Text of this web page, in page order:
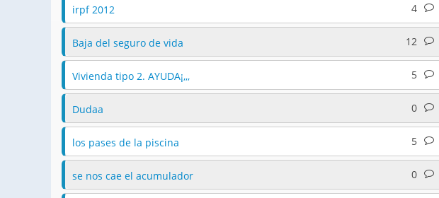
irpf 2012 4
Baja del seguro de vida 12
Vivienda tipo 2. AYUDA¡,,, 5
Dudaa 0
los pases de la piscina 5
se nos cae el acumulador 0